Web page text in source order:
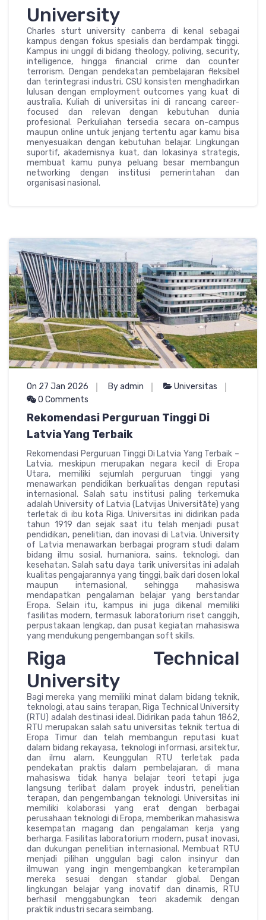
University
Charles sturt university canberra di kenal sebagai
kampus dengan fokus spesialis dan berdampak tinggi.
Kampus ini unggil di bidang theology, poliving, security,
intelligence, hingga financial crime dan counter
terrorism. Dengan pendekatan pembelajaran fleksibel
dan terintegrasi industri, CSU konsisten menghadirkan
lulusan dengan employment outcomes yang kuat di
australia. Kuliah di universitas ini di rancang career-
focused dan relevan dengan kebutuhan dunia
profesional. Perkuliahan tersedia secara on-campus
maupun online untuk jenjang tertentu agar kamu bisa
menyesuaikan dengan kebutuhan belajar. Lingkungan
suportif, akademisnya kuat, dan lokasinya strategis,
membuat kamu punya peluang besar membangun
networking dengan institusi pemerintahan dan
organisasi nasional.
On 27 Jan 2026 By admin
Universitas
0 Comments
Rekomendasi Perguruan Tinggi Di
Latvia Yang Terbaik
Rekomendasi Perguruan Tinggi Di Latvia Yang Terbaik –
Latvia, meskipun merupakan negara kecil di Eropa
Utara, memiliki sejumlah perguruan tinggi yang
menawarkan pendidikan berkualitas dengan reputasi
internasional. Salah satu institusi paling terkemuka
adalah University of Latvia (Latvijas Universitāte) yang
terletak di ibu kota Riga. Universitas ini didirikan pada
tahun 1919 dan sejak saat itu telah menjadi pusat
pendidikan, penelitian, dan inovasi di Latvia. University
of Latvia menawarkan berbagai program studi dalam
bidang ilmu sosial, humaniora, sains, teknologi, dan
kesehatan. Salah satu daya tarik universitas ini adalah
kualitas pengajarannya yang tinggi, baik dari dosen lokal
maupun internasional, sehingga mahasiswa
mendapatkan pengalaman belajar yang berstandar
Eropa. Selain itu, kampus ini juga dikenal memiliki
fasilitas modern, termasuk laboratorium riset canggih,
perpustakaan lengkap, dan pusat kegiatan mahasiswa
yang mendukung pengembangan soft skills.
Riga Technical
University
Bagi mereka yang memiliki minat dalam bidang teknik,
teknologi, atau sains terapan, Riga Technical University
(RTU) adalah destinasi ideal. Didirikan pada tahun 1862,
RTU merupakan salah satu universitas teknik tertua di
Eropa Timur dan telah membangun reputasi kuat
dalam bidang rekayasa, teknologi informasi, arsitektur,
dan ilmu alam. Keunggulan RTU terletak pada
pendekatan praktis dalam pembelajaran, di mana
mahasiswa tidak hanya belajar teori tetapi juga
langsung terlibat dalam proyek industri, penelitian
terapan, dan pengembangan teknologi. Universitas ini
memiliki kolaborasi yang erat dengan berbagai
perusahaan teknologi di Eropa, memberikan mahasiswa
kesempatan magang dan pengalaman kerja yang
berharga. Fasilitas laboratorium modern, pusat inovasi,
dan dukungan penelitian internasional. Membuat RTU
menjadi pilihan unggulan bagi calon insinyur dan
ilmuwan yang ingin mengembangkan keterampilan
mereka sesuai dengan standar global. Dengan
lingkungan belajar yang inovatif dan dinamis, RTU
berhasil menggabungkan teori akademik dengan
praktik industri secara seimbang.